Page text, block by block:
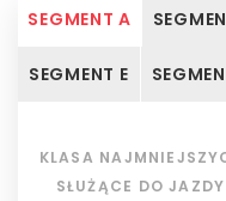
SEGMENT A
SEGMENT E
KLASA
SŁUŻĄCE DO